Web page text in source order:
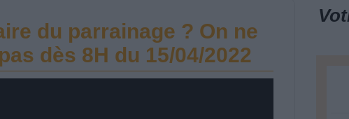
du parrainage ? On ne
dès 8H du 15/04/2022